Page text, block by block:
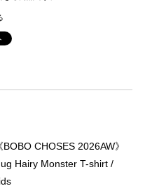
《BOBO CHOSES 2026AW》
Hairy Monster T-shirt /